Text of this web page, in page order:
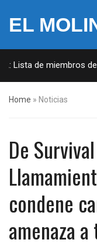
EL
de miembros de
Home » Noticias
De
condene
amenaza